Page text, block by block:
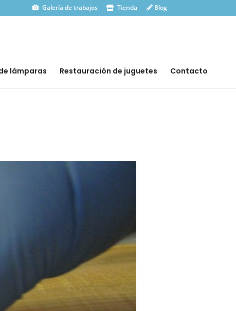
Galería de trabajos Tienda Blog
lámparas Restauración de juguetes Contacto